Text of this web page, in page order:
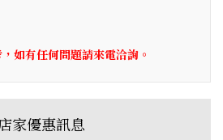
如有任何問題請來電洽詢。
家優惠訊息